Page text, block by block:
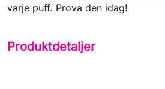
varje puff. Prova den idag!
Produktdetaljer